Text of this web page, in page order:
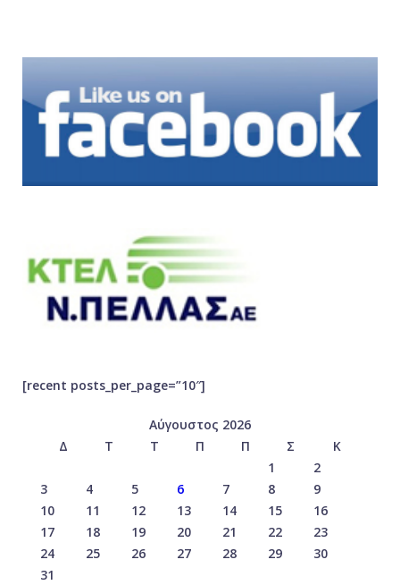
[recent posts_per_page=”10″]
Αύγουστος 2026
Δ
Τ Τ Π Π Σ
Κ
1
2
3
4 5 6 7 8
9
10
11 12 13 14 15
16
17
18 19 20 21 22
23
24
25 26 27 28 29
30
31